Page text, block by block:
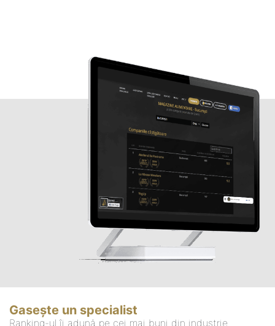
Gasește un specialist
Ranking-ul îi adună pe cei mai buni din industrie